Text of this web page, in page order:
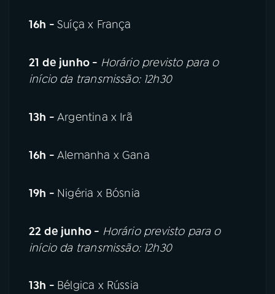
16h -Suíça x França
21 de junho - Horário previsto para o
início da transmissão: 12h30
13h -Argentina x Irã
16h -Alemanha x Gana
19h - Nigéria x Bósnia
22 de junho - Horário previsto para o
início da transmissão: 12h30
13h - Bélgica x Rússia